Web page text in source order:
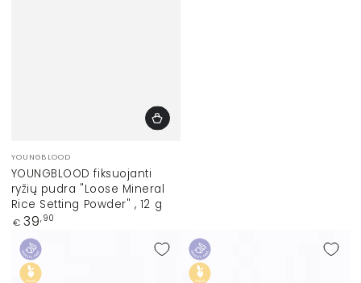
Prekinis
ženklas:
YOUNGBLOOD
YOUNGBLOOD fiksuojanti
ryžių pudra "Loose Mineral
Rice Setting Powder" , 12 g
Įprasta
€ 39,90